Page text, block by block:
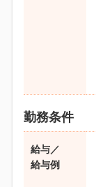
勤務条件
給与／
給与例